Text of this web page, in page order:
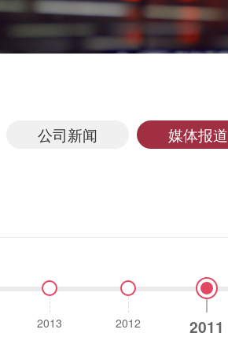
公司新闻 媒体报道
2013 2012 2011